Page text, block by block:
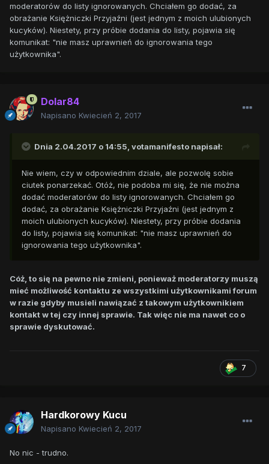
moderatorów do listy ignorowanych. Chciałem go dodać, za
obrażanie Księżniczki Przyjaźni (jest jednym z moich ulubionych
kucyków). Niestety, przy próbie dodania do listy, pojawia się
komunikat: "nie masz uprawnień do ignorowania tego
użytkownika".
Dolar84
Napisano Kwiecień 2, 2017
Dnia 2.04.2017 o 14:55, votamanifesto napisał:
Nie wiem, czy w odpowiednim dziale, ale pozwolę sobie
ciutek ponarzekać. Otóż, nie podoba mi się, że nie można
dodać moderatorów do listy ignorowanych. Chciałem go
dodać, za obrażanie Księżniczki Przyjaźni (jest jednym z
moich ulubionych kucyków). Niestety, przy próbie dodania
do listy, pojawia się komunikat: "nie masz uprawnień do
ignorowania tego użytkownika".
Cóż, to się na pewno nie zmieni, ponieważ moderatorzy muszą
mieć możliwość kontaktu ze wszystkimi użytkownikami forum
w razie gdyby musieli nawiązać z takowym użytkownikiem
kontakt w tej czy innej sprawie. Tak więc nie ma nawet co o
sprawie dyskutować.
7
Hardkorowy Kucu
Napisano Kwiecień 2, 2017
No nic - trudno.